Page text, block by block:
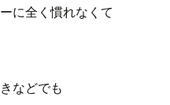
ポイントタウン
に全く慣れなくて
などでも